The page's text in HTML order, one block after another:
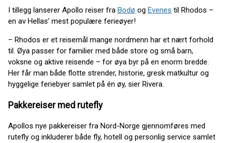
I tillegg lanserer Apollo reiser fra Bodø og Evenes til Rhodos –
en av Hellas’ mest populære ferieøyer!
– Rhodos er et reisemål mange nordmenn har et nært forhold
til. Øya passer for familier med både store og små barn,
voksne og aktive reisende – for øya byr på en enorm bredde.
Her får man både flotte strender, historie, gresk matkultur og
hyggelige feriebyer samlet på én øy, sier Rivera.
Pakkereiser med rutefly
Apollos nye pakkereiser fra Nord-Norge gjennomføres med
rutefly og inkluderer både fly, hotell og personlig service samlet